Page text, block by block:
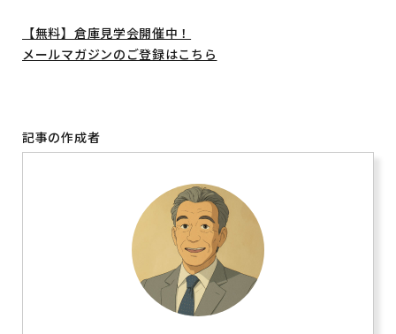
【無料】倉庫見学会開催中！
メールマガジンのご登録はこちら
記事の作成者